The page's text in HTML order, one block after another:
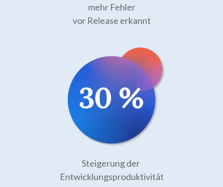
mehr Fehler
vor Release erkannt
Steigerung der
Entwicklungsproduktivität